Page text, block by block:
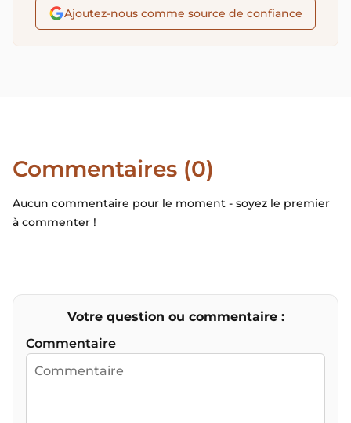
Ajoutez-nous comme source de confiance
Commentaires (0)
Aucun commentaire pour le moment - soyez le premier
à commenter !
Votre question ou commentaire :
Commentaire